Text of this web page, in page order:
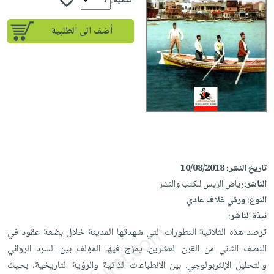
إختياراتنا
كتب
أكاديمية
صندوق
القراءة
English
iKitab
بلا
حدود
أسئلة
يتكرر
طرحها
Android
تحميل
iKitab
Apple
أسئلة
يتكرر
طرحها
تحميل
masmu3
على
Android
على
Apple
المواضيع
الأكثر
مبيعاً
وسائل
تعليمية
صندوق
تعليمية
الصحة
والعناية
الشخصية
جديد
الشخصية
العناية
وتصفيف
الشعر
العناية
بالجسم
والسفرة
جديد
الكل
أواني
الطهي
أدوات
متجر
الهدايا
أقسام
أضف الى الطلبية
تاريخ النشر:10/08/2018
الناشر:رياض الريس للكتب والنشر
النوع:ورقي غلاف عادي
نبذة الناشر:
ترصد هذه الثلاثية التطورات التي شهدتها المدينة خلال بضعة عقود في
النصف الثاني من القرن العشرين. يمزج فيها المؤلف بين السرد الروائي
والتحليل الإنثربولوجي. بين الانطباعات الذاتية والرؤية التاريخية، بحيث